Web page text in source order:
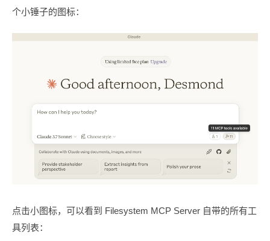
个小锤子的图标：
点击小图标，可以看到 Filesystem MCP Server 自带的所有工
具列表：